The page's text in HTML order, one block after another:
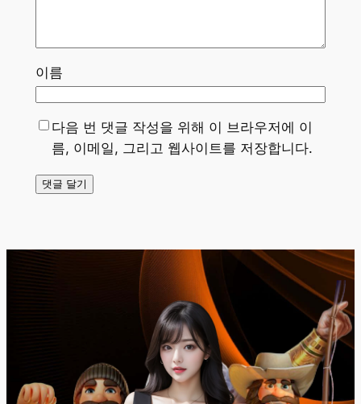
이름
다음 번 댓글 작성을 위해 이 브라우저에 이
름, 이메일, 그리고 웹사이트를 저장합니다.